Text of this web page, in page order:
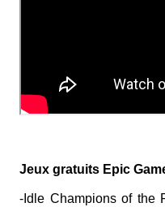
Jeux gratuits Epic
-Idle Champions of the